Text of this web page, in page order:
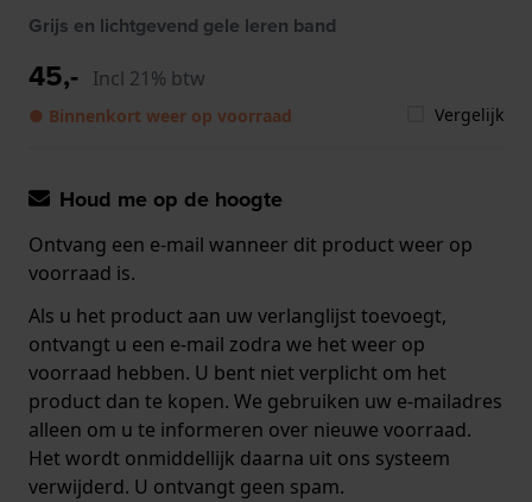
Grijs en lichtgevend gele leren band
45,- Incl 21% btw
● Binnenkort weer op voorraad Vergelijk
Houd me op de hoogte
Ontvang een e-mail wanneer dit product weer op
voorraad is.
Als u het product aan uw verlanglijst toevoegt,
ontvangt u een e-mail zodra we het weer op
voorraad hebben. U bent niet verplicht om het
product dan te kopen. We gebruiken uw e-mailadres
alleen om u te informeren over nieuwe voorraad.
Het wordt onmiddellijk daarna uit ons systeem
verwijderd. U ontvangt geen spam.